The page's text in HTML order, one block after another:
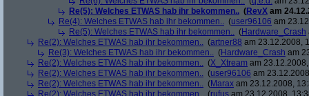
Re(5): Welches ETWAS hab ihr bekommen.. (RevX am
Re(4): Welches ETWAS hab ihr bekommen.. (user96106 am
Re(5): Welches ETWAS hab ihr bekommen.. (Hardware_Crash
Re(2): Welches ETWAS hab ihr bekommen.. (artner88 am 23.12.2008,
Re(3): Welches ETWAS hab ihr bekommen.. (Hardware_Crash am
Re(2): Welches ETWAS hab ihr bekommen.. (X_Xtream am
Re(2): Welches ETWAS hab ihr bekommen.. (user96106 am
Re(2): Welches ETWAS hab ihr bekommen.. (Marax am 23.12.2008,
Re(2): Welches ETWAS hab ihr bekommen.. (rufus am 23.12.2008,